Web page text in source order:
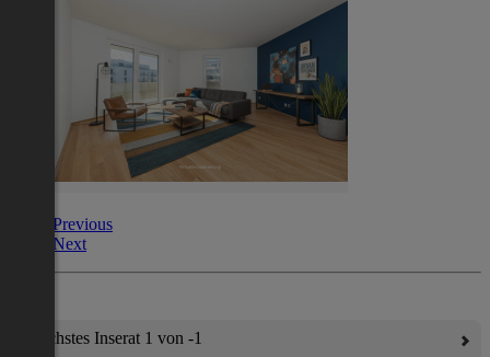
Previous
Next
Nächstes Inserat 1 von -1